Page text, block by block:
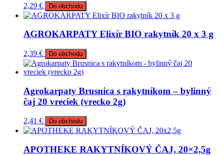
2,29 € Do obchodu
AGROKARPATY Elixír BIO rakytník 20 x 3 g
2,39 € Do obchodu
Agrokarpaty Brusnica s rakytníkom – bylinný
čaj 20 vreciek (vrecko 2g)
2,41 € Do obchodu
APOTHEKE RAKYTNÍKOVÝ ČAJ, 20×2,5g